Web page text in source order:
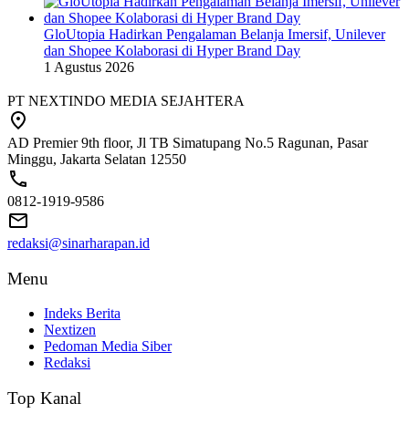
GloUtopia Hadirkan Pengalaman Belanja Imersif, Unilever
dan Shopee Kolaborasi di Hyper Brand Day
1 Agustus 2026
PT NEXTINDO MEDIA SEJAHTERA
AD Premier 9th floor, Jl TB Simatupang No.5 Ragunan, Pasar
Minggu, Jakarta Selatan 12550
0812-1919-9586
redaksi@sinarharapan.id
Menu
Indeks Berita
Nextizen
Pedoman Media Siber
Redaksi
Top Kanal